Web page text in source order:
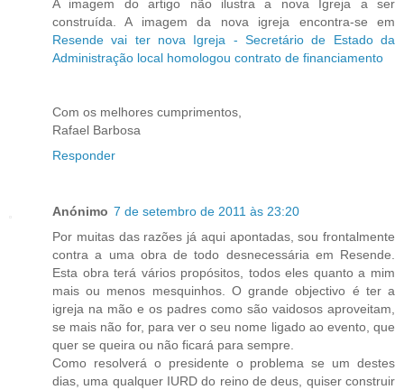
A imagem do artigo não ilustra a nova Igreja a ser
construída. A imagem da nova igreja encontra-se em
Resende vai ter nova Igreja - Secretário de Estado da
Administração local homologou contrato de financiamento
Com os melhores cumprimentos,
Rafael Barbosa
Responder
Anónimo 7 de setembro de 2011 às 23:20
Por muitas das razões já aqui apontadas, sou frontalmente
contra a uma obra de todo desnecessária em Resende.
Esta obra terá vários propósitos, todos eles quanto a mim
mais ou menos mesquinhos. O grande objectivo é ter a
igreja na mão e os padres como são vaidosos aproveitam,
se mais não for, para ver o seu nome ligado ao evento, que
quer se queira ou não ficará para sempre.
Como resolverá o presidente o problema se um destes
dias, uma qualquer IURD do reino de deus, quiser construir